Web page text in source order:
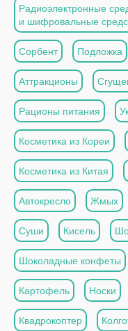
Радиоэлектронные
и шифровальные
Сорбент Подложка
Аттракционы
Рационы питания
Косметика из Кореи
Косметика из Китая
Автокресло Жмых
Суши Кисель
Шоколадные конфеты
Картофель Носки
Квадрокоптер